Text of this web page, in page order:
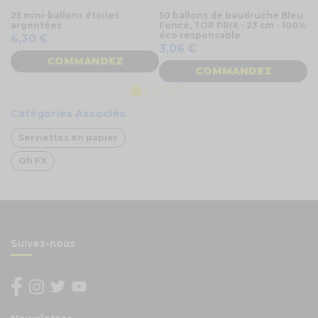
25 mini-ballons étoiles
argentées
6,30 €
COMMANDEZ
50 ballons de baudruche Bleu
Foncé, TOP PRIX - 23 cm - 100%
éco responsable
3,06 €
COMMANDEZ
Catégories Associés
Serviettes en papier
Oh FX
Suivez-nous